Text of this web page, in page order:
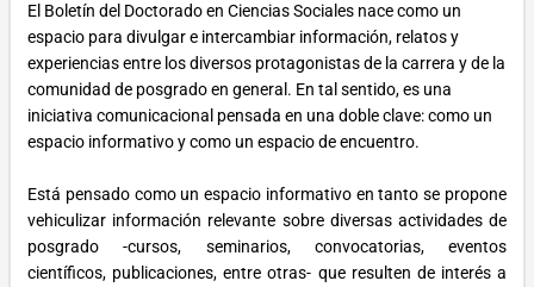
El Boletín del Doctorado en Ciencias Sociales nace como un
espacio para divulgar e intercambiar información, relatos y
experiencias entre los diversos protagonistas de la carrera y de la
comunidad de posgrado en general. En tal sentido, es una
iniciativa comunicacional pensada en una doble clave: como un
espacio informativo y como un espacio de encuentro.
Está pensado como un espacio informativo en tanto se propone
vehiculizar información relevante sobre diversas actividades de
posgrado -cursos, seminarios, convocatorias, eventos
científicos, publicaciones, entre otras- que resulten de interés a